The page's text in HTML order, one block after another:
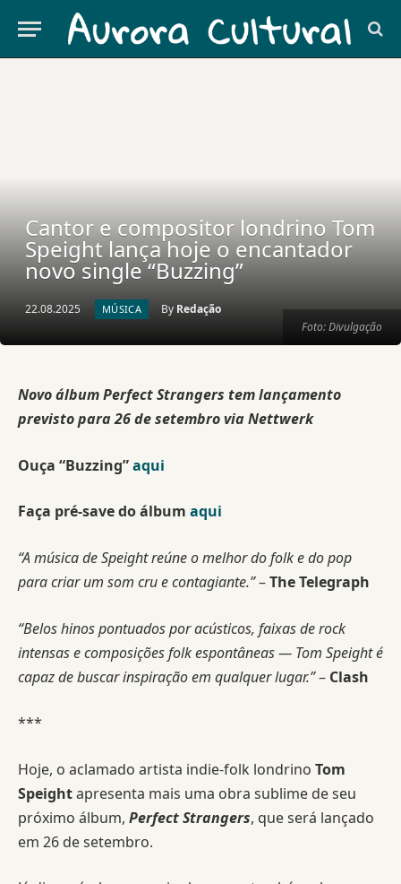
Foto: Divulgação
Cantor e compositor londrino Tom
Speight lança hoje o encantador
novo single “Buzzing”
22.08.2025 MÚSICA By Redação
Novo álbum Perfect Strangers tem lançamento
previsto para 26 de setembro via Nettwerk
Ouça “Buzzing”aqui
Faça pré-save do álbum aqui
“A música de Speight reúne o melhor do folk e do pop
para criar um som cru e contagiante.”–The Telegraph
“Belos hinos pontuados por acústicos, faixas de rock
intensas e composições folk espontâneas — Tom Speight é
capaz de buscar inspiração em qualquer lugar.”– Clash
***
Hoje, o aclamado artista indie-folk londrino Tom
Speightapresenta mais uma obra sublime de seu
próximo álbum, Perfect Strangers, que será lançado
em 26 de setembro.